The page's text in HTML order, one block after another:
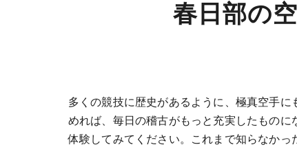
春日部の
多くの競技に歴史があるように、極真空手
めれば、毎日の稽古がもっと充実したもの
体験してみてください。これまで知らなかっ